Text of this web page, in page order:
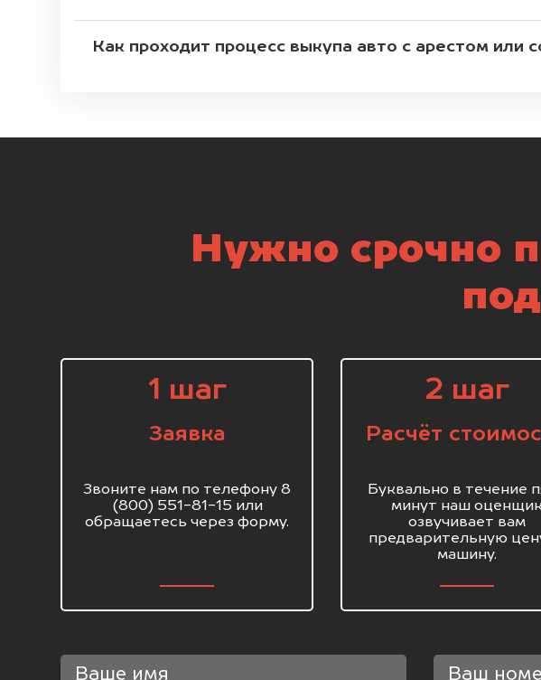
Как проходит процесс выкупа авто с арестом или
Нужно срочно
1 шаг
Заявка
Звоните нам по телефону 8
(800) 551-81-15 или
обращаетесь через форму.
2 шаг
Расчёт
Буквально в течение
минут наш
озвучивает вам
предварительную
машину.